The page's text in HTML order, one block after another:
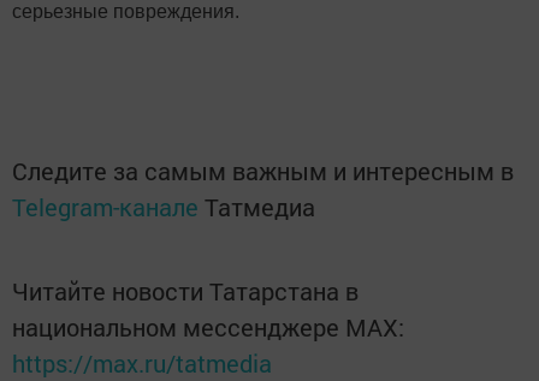
серьезные повреждения.
Следите за самым важным и интересным в
Telegram-канале Татмедиа
Читайте новости Татарстана в
национальном мессенджере MАХ:
https://max.ru/tatmedia